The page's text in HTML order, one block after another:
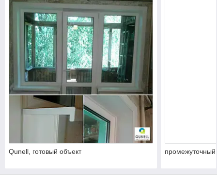
Qunell, готовый объект